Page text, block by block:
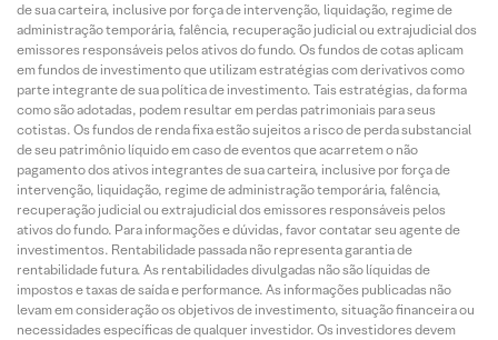
de sua carteira, inclusive por força de intervenção, liquidação, regime de
administração temporária, falência, recuperação judicial ou extrajudicial dos
emissores responsáveis pelos ativos do fundo. Os fundos de cotas aplicam
em fundos de investimento que utilizam estratégias com derivativos como
parte integrante de sua política de investimento. Tais estratégias, da forma
como são adotadas, podem resultar em perdas patrimoniais para seus
cotistas. Os fundos de renda fixa estão sujeitos a risco de perda substancial
de seu patrimônio líquido em caso de eventos que acarretem o não
pagamento dos ativos integrantes de sua carteira, inclusive por força de
intervenção, liquidação, regime de administração temporária, falência,
recuperação judicial ou extrajudicial dos emissores responsáveis pelos
ativos do fundo. Para informações e dúvidas, favor contatar seu agente de
investimentos. Rentabilidade passada não representa garantia de
rentabilidade futura. As rentabilidades divulgadas não são líquidas de
impostos e taxas de saída e performance. As informações publicadas não
levam em consideração os objetivos de investimento, situação financeira ou
necessidades específicas de qualquer investidor. Os investidores devem